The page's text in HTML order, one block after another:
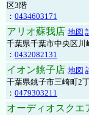
区3階
： 0434603171
アリオ蘇我店 地図
千葉県千葉市中央区
： 0432082131
イオン銚子店 地図
千葉県銚子市三崎町2
： 0479303211
オーディオスクエ